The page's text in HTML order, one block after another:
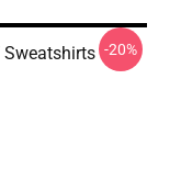
Sweatshirts -20%